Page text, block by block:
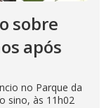
sobre
após
no Parque da
sino, às 11h02